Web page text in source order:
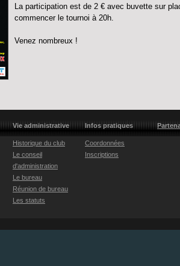
La participation est de 2 € avec buvette sur
commencer le tournoi à 20h.
Venez nombreux !
Vie administrative
Historique du club
Le conseil
d'administration
Le bureau
Réunion de bureau
Les statuts
Infos pratiques
Coordonnées
Inscriptions